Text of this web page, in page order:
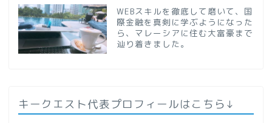
WEBスキルを徹底して磨いて、国
際金融を真剣に学ぶようになった
ら、マレーシアに住む大富豪まで
辿り着きました。
キークエスト代表プロフィールはこちら↓